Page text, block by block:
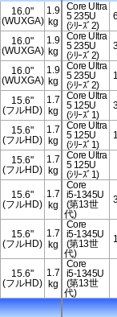
16.0"
(WUXGA)
1.9
kg
Core Ultra
5 235U
(ｼﾘｰｽﾞ2)
16.0"
(WUXGA)
1.9
kg
Core Ultra
5 235U
(ｼﾘｰｽﾞ2)
16.0"
(WUXGA)
1.9
kg
Core Ultra
5 235U
(ｼﾘｰｽﾞ2)
15.6"
(フルHD)
1.7
kg
Core Ultra
5 125U
(ｼﾘｰｽﾞ1)
15.6"
(フルHD)
1.7
kg
Core Ultra
5 125U
(ｼﾘｰｽﾞ1)
15.6"
(フルHD)
1.7
kg
Core Ultra
5 125U
(ｼﾘｰｽﾞ1)
15.6"
(フルHD)
1.7
kg
Core
i5-1345U
(第13世
代)
15.6"
(フルHD)
1.7
kg
Core
i5-1345U
(第13世
代)
15.6"
(フルHD)
1.7
kg
Core
i5-1345U
(第13世
代)